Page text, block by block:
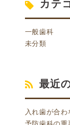
カテ
一般歯科
未分類
最近
入れ歯が合